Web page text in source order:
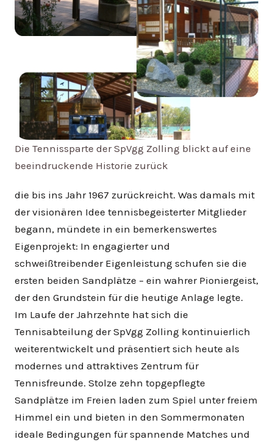
Die Tennissparte der SpVgg Zolling blickt auf eine
beeindruckende Historie zurück
die bis ins Jahr 1967 zurückreicht. Was damals mit
der visionären Idee tennisbegeisterter Mitglieder
begann, mündete in ein bemerkenswertes
Eigenprojekt: In engagierter und
schweißtreibender Eigenleistung schufen sie die
ersten beiden Sandplätze – ein wahrer Pioniergeist,
der den Grundstein für die heutige Anlage legte.
Im Laufe der Jahrzehnte hat sich die
Tennisabteilung der SpVgg Zolling kontinuierlich
weiterentwickelt und präsentiert sich heute als
modernes und attraktives Zentrum für
Tennisfreunde. Stolze zehn topgepflegte
Sandplätze im Freien laden zum Spiel unter freiem
Himmel ein und bieten in den Sommermonaten
ideale Bedingungen für spannende Matches und